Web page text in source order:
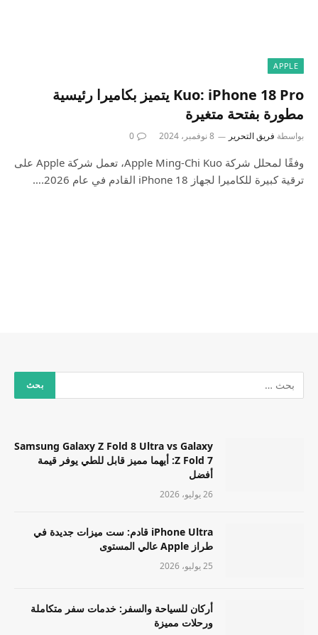
APPLE
Kuo: iPhone 18 Pro يتميز بكاميرا رئيسية
مطورة بفتحة متغيرة
بواسطة فريق التحرير 8 نوفمبر، 2024 0
وفقًا لمحلل شركة Apple Ming-Chi Kuo، تعمل شركة Apple على
ترقية كبيرة للكاميرا لجهاز iPhone 18 القادم في عام 2026.…
Samsung Galaxy Z Fold 8 Ultra vs Galaxy
Z Fold 7: أيهما مميز قابل للطي يوفر قيمة
أفضل
26 يوليو، 2026
iPhone Ultra قادم: ست ميزات جديدة في
طراز Apple عالي المستوى
25 يوليو، 2026
أركان للسياحة والسفر: خدمات سفر متكاملة
ورحلات مميزة